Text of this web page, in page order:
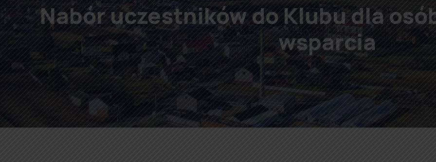
Nabór uczestników do Klubu dla
wsparcia